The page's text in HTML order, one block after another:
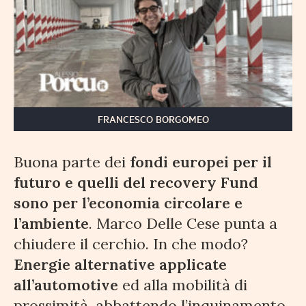
FRANCESCO BORGOMEO
Buona parte dei fondi europei per il
futuro e quelli del recovery Fund
sono per l’economia circolare e
l’ambiente. Marco Delle Cese punta a
chiudere il cerchio. In che modo?
Energie alternative applicate
all’automotive ed alla mobilità di